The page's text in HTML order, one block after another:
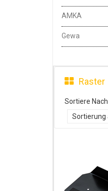
AMKA
Gewa
Raster
Sortiere Nach